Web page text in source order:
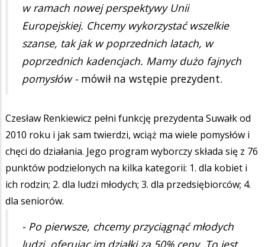
w ramach nowej perspektywy Unii
Europejskiej. Chcemy wykorzystać wszelkie
szanse, tak jak w poprzednich latach, w
poprzednich kadencjach. Mamy dużo fajnych
pomysłów - mówił na wstępie prezydent.
Czesław Renkiewicz pełni funkcję prezydenta Suwałk od
2010 roku i jak sam twierdzi, wciąż ma wiele pomysłów i
chęci do działania. Jego program wyborczy składa się z 76
punktów podzielonych na kilka kategorii: 1. dla kobiet i
ich rodzin; 2. dla ludzi młodych; 3. dla przedsiębiorców; 4.
dla seniorów.
- Po pierwsze, chcemy przyciągnąć młodych